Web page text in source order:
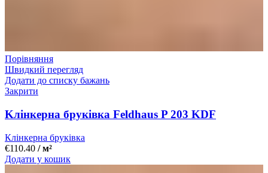
Порівняння
Швидкий перегляд
Додати до списку бажань
Закрити
Kлінкерна бруківка Feldhaus P 203 KDF
Клінкерна бруківка
€110.40 / м²
Додати у кошик